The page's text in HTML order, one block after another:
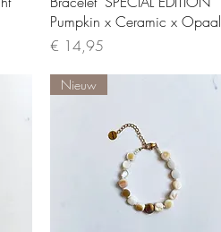
Pumpkin x Ceramic x Opaal
Price
€ 14,95
Nieuw